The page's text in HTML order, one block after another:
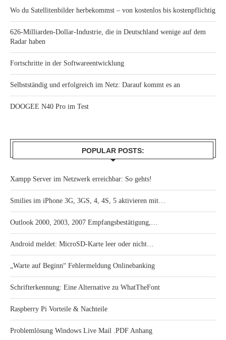
Wo du Satellitenbilder herbekommst – von kostenlos bis kostenpflichtig
626-Milliarden-Dollar-Industrie, die in Deutschland wenige auf dem
Radar haben
Fortschritte in der Softwareentwicklung
Selbstständig und erfolgreich im Netz: Darauf kommt es an
DOOGEE N40 Pro im Test
POPULAR POSTS:
Xampp Server im Netzwerk erreichbar: So gehts!
Smilies im iPhone 3G, 3GS, 4, 4S, 5 aktivieren mit…
Outlook 2000, 2003, 2007 Empfangsbestätigung,…
Android meldet: MicroSD-Karte leer oder nicht…
„Warte auf Beginn“ Fehlermeldung Onlinebanking
Schrifterkennung: Eine Alternative zu WhatTheFont
Raspberry Pi Vorteile & Nachteile
Problemlösung Windows Live Mail .PDF Anhang